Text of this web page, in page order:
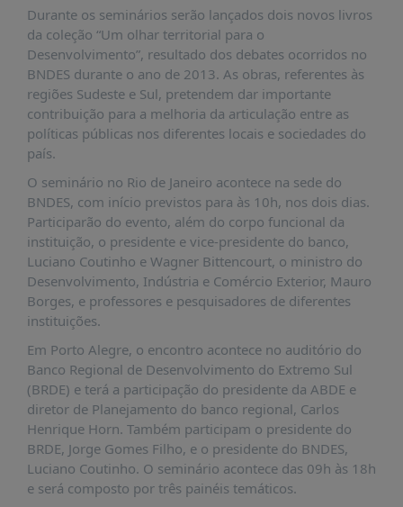
DADOS
FRENTE
PARLAMENTAR
SOBRE
A
FRENTE
MATERIAIS
INFORMAÇÕES
CURSOS
E
EVENTOS
INSCRIÇÕES
MATERIAIS
DISPONÍVEIS
PUBLICAÇÕES
REVISTA
RUMOS
LIVROS
Durante os seminários serão lançados dois novos livros
da coleção “Um olhar territorial para o
Desenvolvimento”, resultado dos debates ocorridos no
BNDES durante o ano de 2013. As obras, referentes às
regiões Sudeste e Sul, pretendem dar importante
contribuição para a melhoria da articulação entre as
políticas públicas nos diferentes locais e sociedades do
país.
O seminário no Rio de Janeiro acontece na sede do
BNDES, com início previstos para às 10h, nos dois dias.
Participarão do evento, além do corpo funcional da
instituição, o presidente e vice-presidente do banco,
Luciano Coutinho e Wagner Bittencourt, o ministro do
Desenvolvimento, Indústria e Comércio Exterior, Mauro
Borges, e professores e pesquisadores de diferentes
instituições.
Em Porto Alegre, o encontro acontece no auditório do
Banco Regional de Desenvolvimento do Extremo Sul
(BRDE) e terá a participação do presidente da ABDE e
diretor de Planejamento do banco regional, Carlos
Henrique Horn. Também participam o presidente do
BRDE, Jorge Gomes Filho, e o presidente do BNDES,
Luciano Coutinho. O seminário acontece das 09h às 18h
e será composto por três painéis temáticos.